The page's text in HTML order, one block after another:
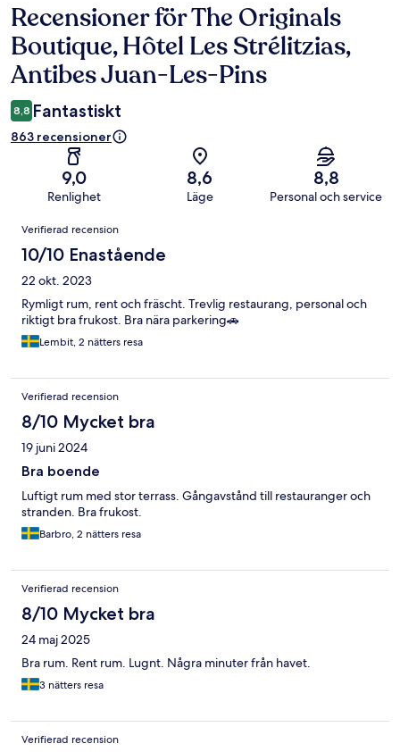
Recensioner
Recensioner för The Originals
Boutique, Hôtel Les Strélitzias,
Antibes Juan-Les-Pins
8,8 Fantastiskt
863 recensioner
9,0
Renlighet
8,6
Läge
8,8
Personal och service
Recensioner
Verifierad recension
10/10 Enastående
22 okt. 2023
Rymligt rum, rent och fräscht. Trevlig restaurang, personal och
riktigt bra frukost. Bra nära parkering🚗
Lembit, 2 nätters resa
Verifierad recension
8/10 Mycket bra
19 juni 2024
Bra boende
Luftigt rum med stor terrass. Gångavstånd till restauranger och
stranden. Bra frukost.
Barbro, 2 nätters resa
Verifierad recension
8/10 Mycket bra
24 maj 2025
Bra rum. Rent rum. Lugnt. Några minuter från havet.
3 nätters resa
Verifierad recension